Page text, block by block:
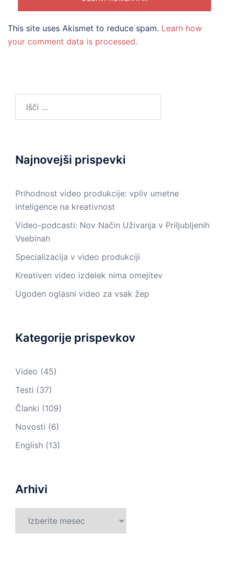
This site uses Akismet to reduce spam. Learn how
your comment data is processed.
Najnovejši prispevki
Prihodnost video produkcije: vpliv umetne
inteligence na kreativnost
Video-podcasti: Nov Način Uživanja v Priljubljenih
Vsebinah
Specializacija v video produkciji
Kreativen video izdelek nima omejitev
Ugoden oglasni video za vsak žep
Kategorije prispevkov
Video (45)
Testi (37)
Članki (109)
Novosti (6)
English (13)
Arhivi